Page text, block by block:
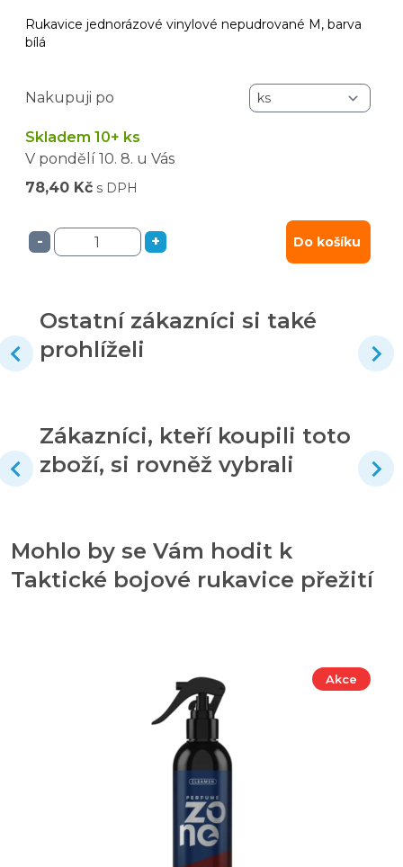
Rukavice jednorázové vinylové nepudrované M, barva
bílá
Nakupuji po
Skladem 10+ ks
V pondělí 10. 8. u Vás
78,40 Kč s DPH
- + Do košíku
Ostatní zákazníci si také
prohlíželi
Zákazníci, kteří koupili toto
zboží, si rovněž vybrali
Mohlo by se Vám hodit k
Taktické bojové rukavice přežití
Akce